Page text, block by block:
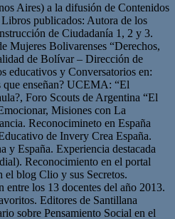
Aires) a la difusión de Contenidos
publicados: Autora de los
de Ciudadanía 1, 2 y 3.
Mujeres Bolivarenses “Derechos,
de Bolívar – Dirección de
educativos y Conversatorios en:
enseñan? UCEMA: “El
Foro Scouts de Argentina “El
Misiones con La
Reconocimineto en España
de Invery Crea España.
y España. Experiencia destacada
Reconocimiento en el portal
blog Clio y sus Secretos.
los 13 docentes del año 2013.
Editores de Santillana
sobre Pensamiento Social en el